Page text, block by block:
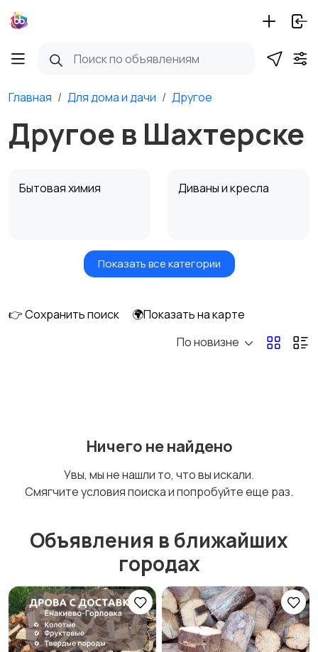
Главная Для дома и дачи Другое
Другое в Шахтерске
Бытовая химия Диваны и кресла
Кровати и матрасы Кухонные гарнитуры
Оформление
сигнализации
Сад и огород Садовая мебель
Показать все категории
👉 Сохранить поиск
🌍Показать на карте
По новизне
Ничего не найдено
Увы, мы не нашли то, что вы искали.
Смягчите условия поиска и попробуйте еще раз.
Объявления в ближайших
городах